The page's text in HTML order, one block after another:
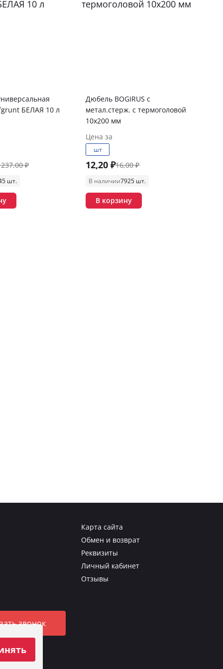
БЕЛАЯ 10 л
₽
шт.
Дюбель BOGIRUS с
метал.стерж. с термоголовой
10х200 мм
Цена за
шт
12,20 ₽16,00 ₽
В наличии7925 шт.
В корзину
Карта сайта
Обмен и возврат
Реквизиты
Личный кабинет
Отзывы
звонок